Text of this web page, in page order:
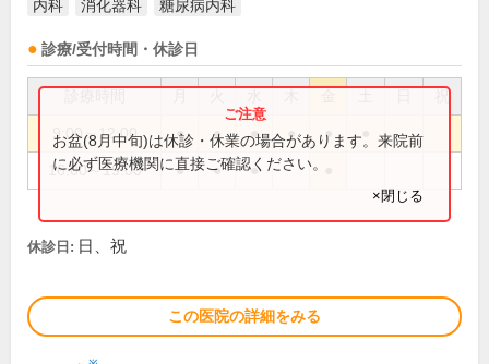
内科 消化器科 糖尿病内科
診療/受付時間・休診日
祝
9:00～12:00 ● ● ● ● ●
16:00～19:00 ● ● ●
お盆(8月中旬)は休診・休業の場合があります。来院前
に必ず医療機関に直接ご確認ください。
×閉じる
休診日: 日、祝
この医院の詳細をみる